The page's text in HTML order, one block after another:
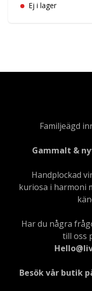
Ej i lager
Familjeägd
Gammalt &
Handplockad
kuriosa i harmoni
Har du några
till oss
Besök vår butik